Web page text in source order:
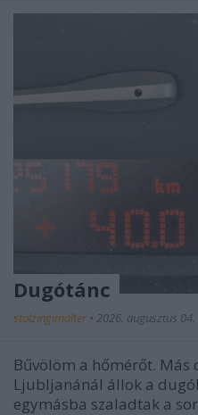
Dugótánc
stolzingimalter • 2026. augusztus 04.
Bűvölöm a hőmérőt. Más
Ljubljanánál állok a
egymásba szaladtak a